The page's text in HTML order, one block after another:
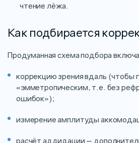
чтение лёжа.
Как подбирается
Продуманная схема подбора
коррекцию зрения вдаль (чтобы
«эмметропическим, т.е. без
ошибок»);
измерение амплитуды
расчёт аддидации —